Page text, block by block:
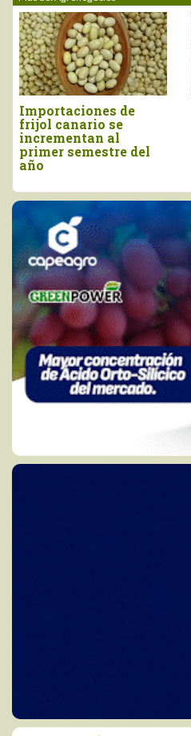
Perú importó vino por
más de US$ 16,4
millones, entre enero
y junio